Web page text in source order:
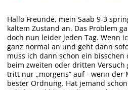
Hallo Freunde, mein Saab 9-3
kaltem Zustand an. Das Problem
doch nun leider jeden Tag. Wenn
ganz normal an und geht dann
muss ich dann schon ein
beim zweiten oder dritten Versuch
tritt nur „morgens“ auf - wenn der
bester Ordnung. Hat jemand